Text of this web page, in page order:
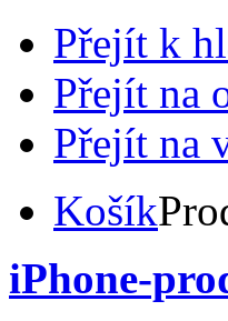
Přejít k
Přejít na
Přejít na
Košík
iPhone-